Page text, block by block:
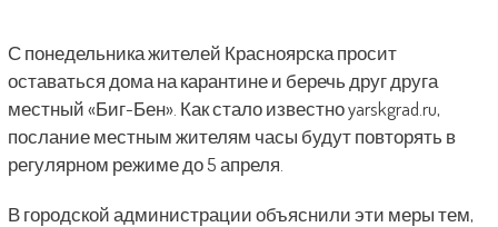
С понедельника жителей Красноярска просит
оставаться дома на карантине и беречь друг друга
местный «Биг-Бен». Как стало известно yarskgrad.ru,
послание местным жителям часы будут повторять в
регулярном режиме до 5 апреля.
В городской администрации объяснили эти меры тем,